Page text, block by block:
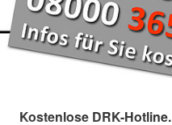
Kostenlose DRK-Hotline.